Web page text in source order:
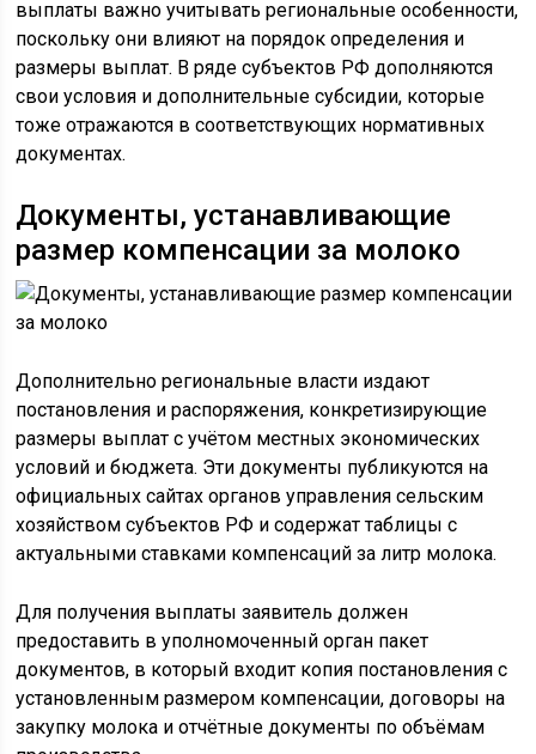
выплаты важно учитывать региональные особенности,
поскольку они влияют на порядок определения и
размеры выплат. В ряде субъектов РФ дополняются
свои условия и дополнительные субсидии, которые
тоже отражаются в соответствующих нормативных
документах.
Документы, устанавливающие
размер компенсации за молоко
Дополнительно региональные власти издают
постановления и распоряжения, конкретизирующие
размеры выплат с учётом местных экономических
условий и бюджета. Эти документы публикуются на
официальных сайтах органов управления сельским
хозяйством субъектов РФ и содержат таблицы с
актуальными ставками компенсаций за литр молока.
Для получения выплаты заявитель должен
предоставить в уполномоченный орган пакет
документов, в который входит копия постановления с
установленным размером компенсации, договоры на
закупку молока и отчётные документы по объёмам